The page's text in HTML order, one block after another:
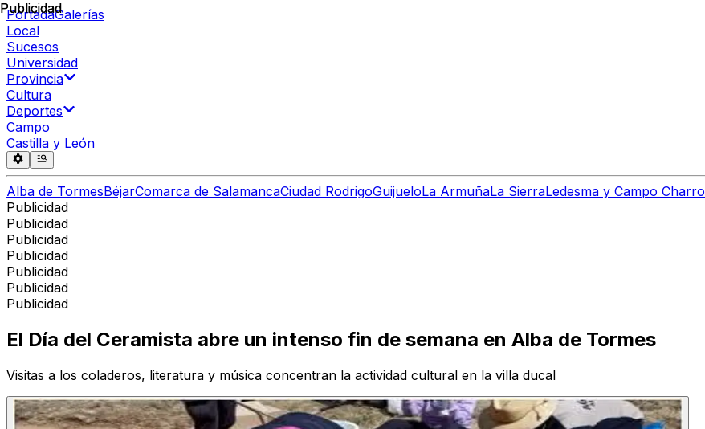
PortadaGalerías
Local
Sucesos
Universidad
Provincia
Cultura
Deportes
Campo
Castilla y León
Alba de TormesBéjarComarca de SalamancaCiudad RodrigoGuijueloLa ArmuñaLa SierraLedesma y Campo Charro
Publicidad
Publicidad
Publicidad
Publicidad
Publicidad
Publicidad
Publicidad
Publicidad
El Día del Ceramista abre un intenso fin de semana en Alba de Tormes
Visitas a los coladeros, literatura y música concentran la actividad cultural en la villa ducal
Publicidad